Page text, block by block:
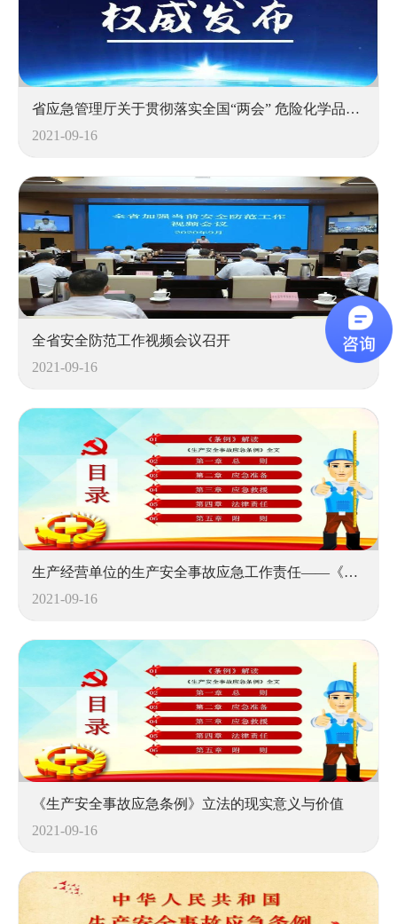
省应急管理厅关于贯彻落实全国“两会” 危险化学品安全防范重点工作清单的通知
2021-09-16
全省安全防范工作视频会议召开
2021-09-16
生产经营单位的生产安全事故应急工作责任——《生产安全事故应急条例》解析
2021-09-16
《生产安全事故应急条例》立法的现实意义与价值
2021-09-16